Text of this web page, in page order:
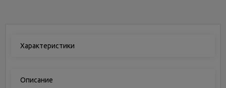
Характеристики
Описание